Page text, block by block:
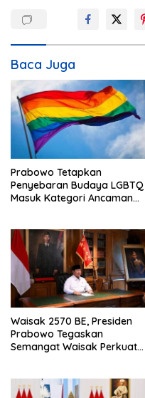
i
p
s
Baca Juga
Prabowo Tetapkan
Penyebaran Budaya LGBTQ
Masuk Kategori Ancaman
Waisak 2570 BE, Presiden
Prabowo Tegaskan
Semangat Waisak Perkuat